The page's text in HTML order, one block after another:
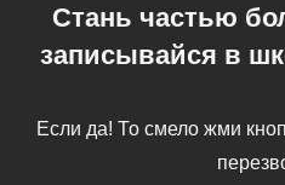
Стань частью
записывайся в
Если да! То смело жми